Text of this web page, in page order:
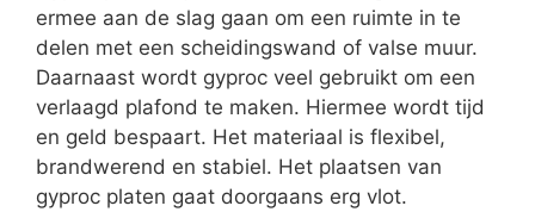
ermee aan de slag gaan om een ruimte in te
delen met een scheidingswand of valse muur.
Daarnaast wordt gyproc veel gebruikt om een
verlaagd plafond te maken. Hiermee wordt tijd
en geld bespaart. Het materiaal is flexibel,
brandwerend en stabiel. Het plaatsen van
gyproc platen gaat doorgaans erg vlot.